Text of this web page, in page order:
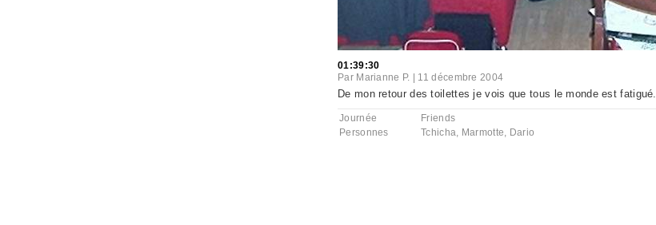
01:39:30
Par Marianne P. 11 décembre 2004
De mon retour des toilettes je vois que tous le monde est fatigué.
Journée
Friends
Personnes
Tchicha, Marmotte, Dario